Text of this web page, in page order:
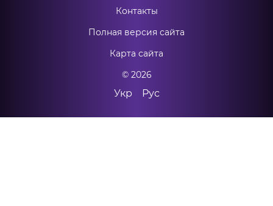
Контакты
Полная версия сайта
Карта сайта
© 2026
Укр Рус